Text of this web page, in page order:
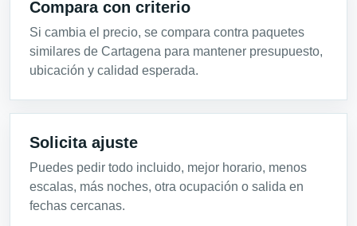
Compara con criterio
Si cambia el precio, se compara contra paquetes
similares de Cartagena para mantener presupuesto,
ubicación y calidad esperada.
Solicita ajuste
Puedes pedir todo incluido, mejor horario, menos
escalas, más noches, otra ocupación o salida en
fechas cercanas.